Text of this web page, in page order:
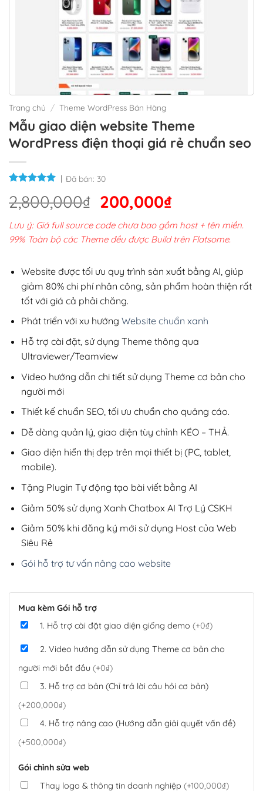
Trang chủ / Theme WordPress Bán Hàng
Mẫu giao diện website Theme
WordPress điện thoại giá rẻ chuẩn seo
Đã bán: 30
2,800,000₫ Giá
gốc
là:
2,800,000₫.
200,000₫Giá
hiện
tại
200,000₫.
Lưu ý: Giá full source code chưa bao gồm host + tên miền.
99% Toàn bộ các Theme đều được Build trên Flatsome.
Website được tối ưu quy trình sản xuất bằng AI, giúp
giảm 80% chi phí nhân công, sản phẩm hoàn thiện rất
tốt với giá cả phải chăng.
Phát triển với xu hướng Website chuẩn xanh
Hỗ trợ cài đặt, sử dụng Theme thông qua
Ultraviewer/Teamview
Video hướng dẫn chi tiết sử dụng Theme cơ bản cho
người mới
Thiết kế chuẩn SEO, tối ưu chuẩn cho quảng cáo.
Dễ dàng quản lý, giao diện tùy chỉnh KÉO – THẢ.
Giao diện hiển thị đẹp trên mọi thiết bị (PC, tablet,
mobile).
Tặng Plugin Tự động tạo bài viết bằng AI
Giảm 50% sử dụng Xanh Chatbox AI Trợ Lý CSKH
Giảm 50% khi đăng ký mới sử dụng Host của Web
Siêu Rẻ
Gói hỗ trợ tư vấn nâng cao website
Mua kèm Gói hỗ trợ
1. Hỗ trợ cài đặt giao diện giống demo (+0₫)
2. Video hướng dẫn sử dụng Theme cơ bản cho
người mới bắt đầu (+0₫)
3. Hỗ trợ cơ bản (Chỉ trả lời câu hỏi cơ bản)
(+200,000₫)
4. Hỗ trợ nâng cao (Hướng dẫn giải quyết vấn đề)
(+500,000₫)
Gói chỉnh sửa web
Thay logo & thông tin doanh nghiệp (+100,000₫)